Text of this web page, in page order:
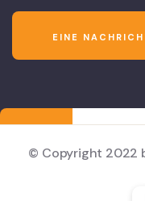
© Copyright 2022